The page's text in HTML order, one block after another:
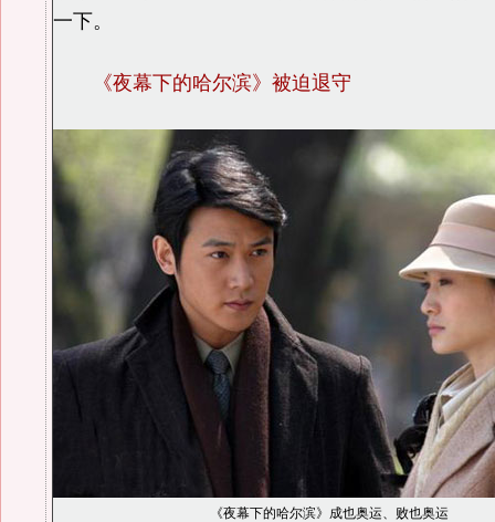
一下。
《夜幕下的哈尔滨》被迫退守
《夜幕下的哈尔滨》成也奥运、败也奥运